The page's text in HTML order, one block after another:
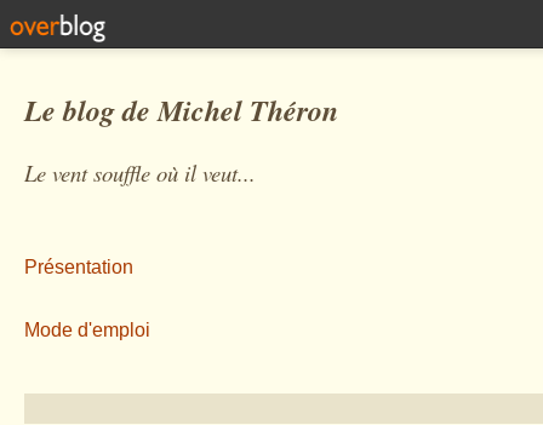
Le blog de Michel Théron
Le vent souffle où il veut...
Présentation
Mode d'emploi